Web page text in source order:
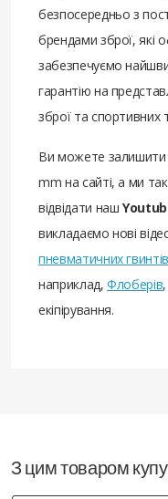
безпосередньо з
брендами зброї, які
забезпечуємо
гарантію на
зброї та спортивних
Ви можете залишити
mm на сайті, а ми
відвідати наш
викладаємо нові
пневматичних
наприклад,Флоберів
екіпірування.
З цим товаром